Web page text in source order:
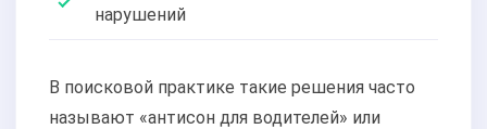
нарушений
В поисковой практике такие решения часто
называют «антисон для водителей» или